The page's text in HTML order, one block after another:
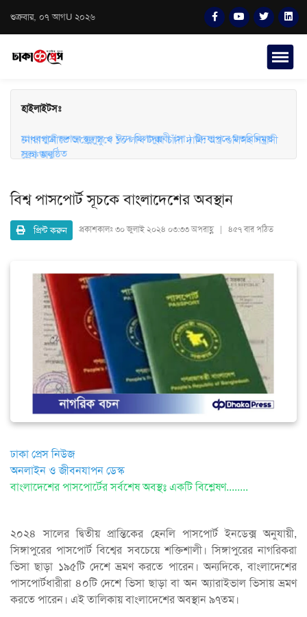
শুক্রবার, ০৭ আগU ২০২৬
হাইলাইটসঃ
নোয়াখালীতে অস্ত্রের মুখে ১০ লাখ টাকা চাঁদা দাবি: অস্ত্র-গুলিসহ সন্ত্রাসী
সভা অনুষ্ঠিত
বিশ্ব পাসপোর্ট সূচকে বাংলাদেশের অবস্থান
প্রিন্ট করুন প্রকাশকালঃ ৩০ জুলাই ২০২৪ ০৩:৩৩ অপরাহ্ণ | ৪৫৭ বার পঠিত
ঢাকা প্রেস নিউজ
অনলাইন ও জীবনযাপন ডেস্ক
বাংলাদেশের পাসপোর্টের সর্বশেষ অবস্থঃ একটি বিশ্লেষণ........
২০২৪ সালের দ্বিতীয় প্রান্তিকের হেনলি পাসপোর্ট ইনডেক্স অনুযায়ী,
সিঙ্গাপুরের পাসপোর্ট বিশ্বের সবচেয়ে শক্তিশালী। সিঙ্গাপুরের নাগরিকরা
ভিসা ছাড়া ১৯৫টি দেশে ভ্রমণ করতে পারেন। অন্যদিকে, বাংলাদেশের
পাসপোর্টধারীরা ৪০টি দেশে ভিসা ছাড়া বা অন অ্যারাইভাল ভিসায় ভ্রমণ
করতে পারেন। এই তালিকায় বাংলাদেশের অবস্থান ৯৭তম।